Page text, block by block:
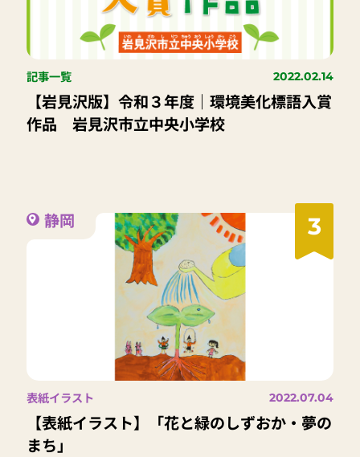
記事一覧 2022.02.14
【岩見沢版】令和３年度｜環境美化標語入賞
作品 岩見沢市立中央小学校
3
静岡
表紙イラスト 2022.07.04
【表紙イラスト】「花と緑のしずおか・夢の
まち」